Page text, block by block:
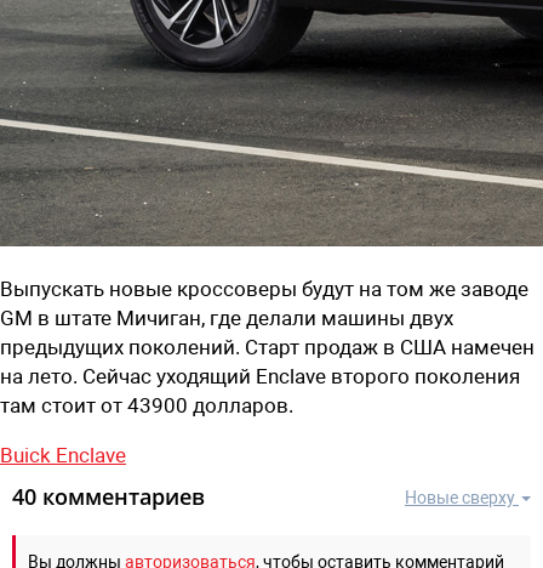
Выпускать новые кроссоверы будут на том же заводе
GM в штате Мичиган, где делали машины двух
предыдущих поколений. Старт продаж в США намечен
на лето. Сейчас уходящий Enclave второго поколения
там стоит от 43900 долларов.
Buick Enclave
Новые сверху
40 комментариев
Вы должны авторизоваться, чтобы оставить комментарий